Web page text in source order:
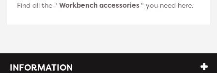
Find all the " Workbench accessories " you need here.
INFORMATION